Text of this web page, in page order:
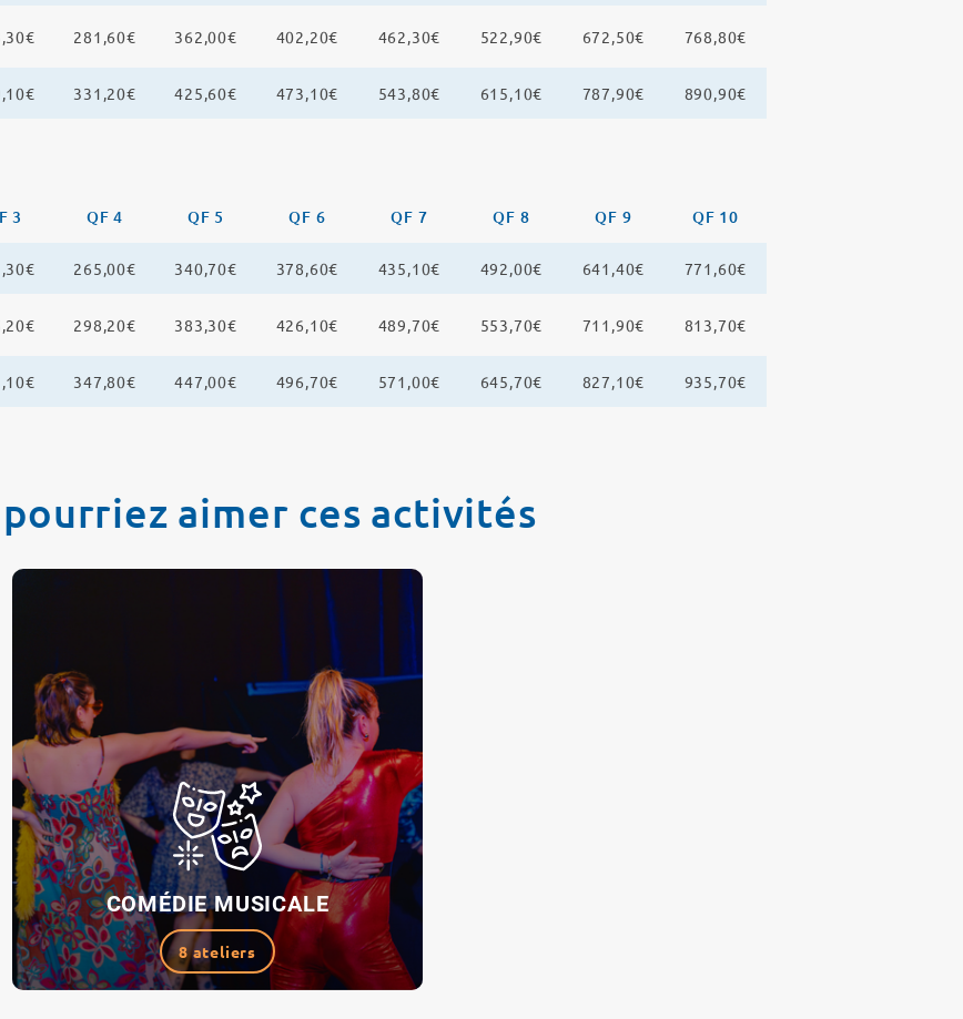
281,60€ 362,00€ 402,20€ 462,30€ 522,90€ 672,50€ 768,80€
331,20€ 425,60€ 473,10€ 543,80€ 615,10€ 787,90€ 890,90€
3 QF 4 QF 5 QF 6 QF 7 QF 8 QF 9 QF 10
265,00€ 340,70€ 378,60€ 435,10€ 492,00€ 641,40€ 771,60€
298,20€ 383,30€ 426,10€ 489,70€ 553,70€ 711,90€ 813,70€
347,80€ 447,00€ 496,70€ 571,00€ 645,70€ 827,10€ 935,70€
aimer ces activités
COMÉDIE MUSICALE
8 ateliers